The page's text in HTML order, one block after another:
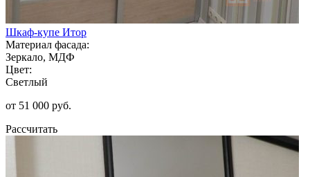
Шкаф-купе Итор
Материал фасада:
Зеркало, МДФ
Цвет:
Светлый
от 51 000 руб.
Рассчитать